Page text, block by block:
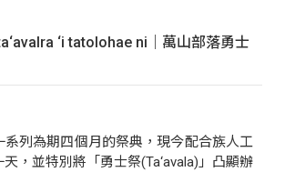
‘i tatolohae ni｜萬山部落勇士
系列為期四個月的祭典，現今配合族人工
，並特別將「勇士祭(Ta‘avala)」凸顯辦